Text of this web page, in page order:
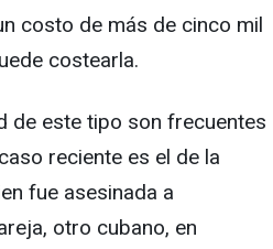
costo de más de cinco mil
costearla.
de este tipo son frecuentes
reciente es el de la
fue asesinada a
otro cubano, en